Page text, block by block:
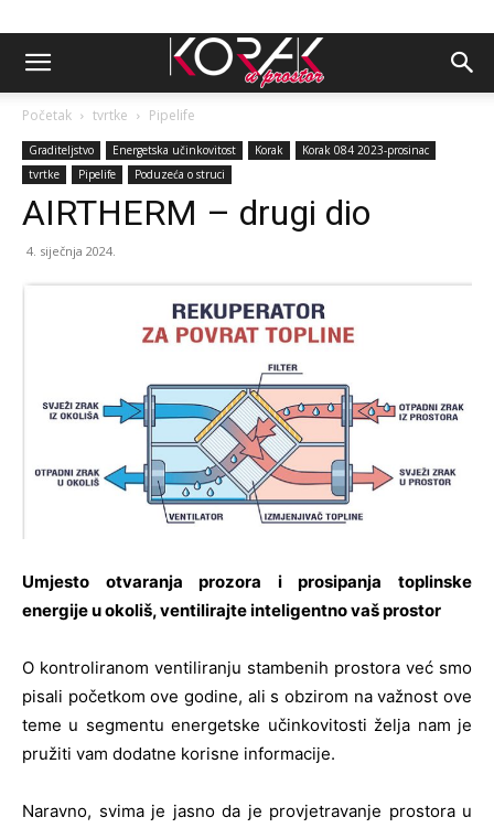
Početak tvrtke Pipelife
Graditeljstvo Energetska učinkovitost Korak
Korak 084 2023-prosinac
tvrtke
Pipelife Poduzeća o struci
AIRTHERM – drugi dio
4. siječnja 2024.
Umjesto otvaranja prozora i prosipanja toplinske
energije u okoliš, ventilirajte inteligentno vaš prostor
O kontroliranom ventiliranju stambenih prostora već smo
pisali početkom ove godine, ali s obzirom na važnost ove
teme u segmentu energetske učinkovitosti želja nam je
pružiti vam dodatne korisne informacije.
Naravno, svima je jasno da je provjetravanje prostora u